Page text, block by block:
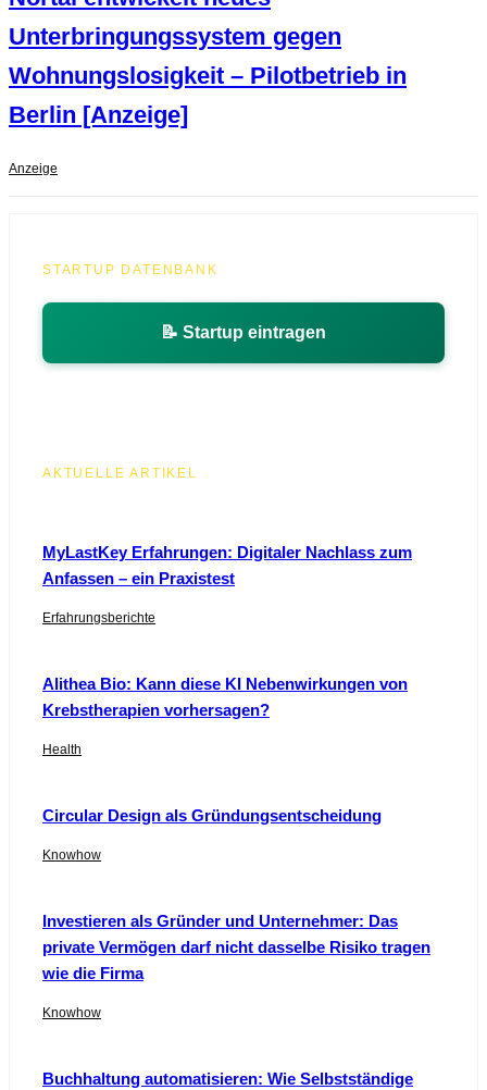
Unterbringungssystem gegen
Wohnungslosigkeit – Pilotbetrieb in
Berlin [Anzeige]
Anzeige
STARTUP DATENBANK
📝 Startup eintragen
AKTUELLE ARTIKEL
MyLastKey Erfahrungen: Digitaler Nachlass zum
Anfassen – ein Praxistest
Erfahrungsberichte
Alithea Bio: Kann diese KI Nebenwirkungen von
Krebstherapien vorhersagen?
Health
Circular Design als Gründungsentscheidung
Knowhow
Investieren als Gründer und Unternehmer: Das
private Vermögen darf nicht dasselbe Risiko tragen
wie die Firma
Knowhow
Buchhaltung automatisieren: Wie Selbstständige